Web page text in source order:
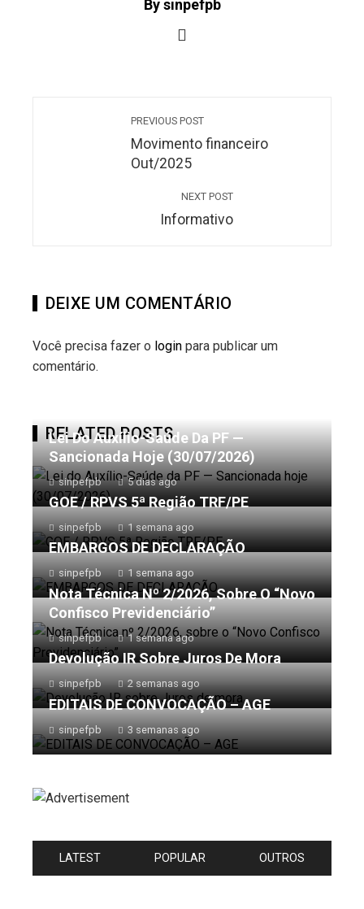
By sinpefpb
PREVIOUS POST
Movimento financeiro
Out/2025
NEXT POST
Informativo
DEIXE UM COMENTÁRIO
Você precisa fazer o login para publicar um
comentário.
RELATED POSTS
Lei Do Auxílio-Saúde Da PF —
Sancionada Hoje (30/07/2026)
sinpefpb 5 dias ago
GOE / RPVS 5ª Região TRF/PE
sinpefpb 1 semana ago
EMBARGOS DE DECLARAÇÃO
sinpefpb 1 semana ago
Nota Técnica Nº 2/2026, Sobre O “Novo
Confisco Previdenciário”
sinpefpb 1 semana ago
Devolução IR Sobre Juros De Mora
sinpefpb 2 semanas ago
EDITAIS DE CONVOCAÇÃO – AGE
sinpefpb 3 semanas ago
LATEST POPULAR OUTROS